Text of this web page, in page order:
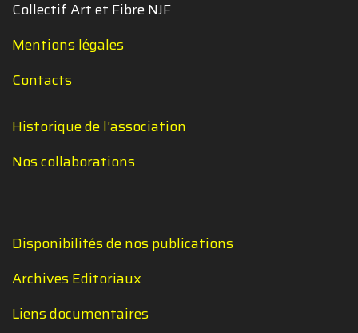
Collectif Art et Fibre NJF
Mentions légales
Contacts
Historique de l'association
Nos collaborations
Disponibilités de nos publications
Archives Editoriaux
Liens documentaires